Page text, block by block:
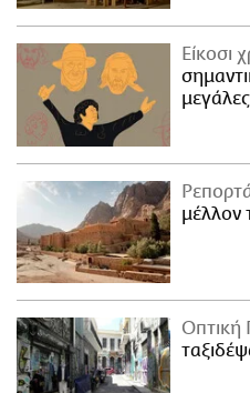
Είκοσι
μέλλον
Οπτική